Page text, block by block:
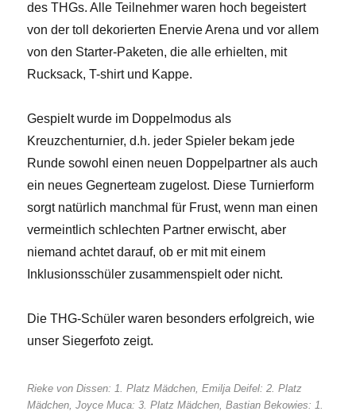
des THGs. Alle Teilnehmer waren hoch begeistert
von der toll dekorierten Enervie Arena und vor allem
von den Starter-Paketen, die alle erhielten, mit
Rucksack, T-shirt und Kappe.
Gespielt wurde im Doppelmodus als
Kreuzchenturnier, d.h. jeder Spieler bekam jede
Runde sowohl einen neuen Doppelpartner als auch
ein neues Gegnerteam zugelost. Diese Turnierform
sorgt natürlich manchmal für Frust, wenn man einen
vermeintlich schlechten Partner erwischt, aber
niemand achtet darauf, ob er mit mit einem
Inklusionsschüler zusammenspielt oder nicht.
Die THG-Schüler waren besonders erfolgreich, wie
unser Siegerfoto zeigt.
Rieke von Dissen: 1. Platz Mädchen, Emilja Deifel: 2. Platz
Mädchen, Joyce Muca: 3. Platz Mädchen, Bastian Bekowies: 1.